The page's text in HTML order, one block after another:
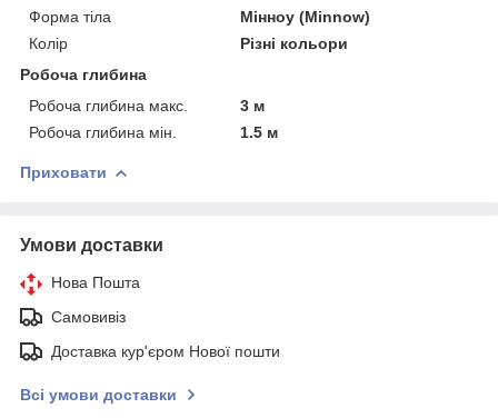
Форма тіла
Мінноу (Minnow)
Колір
Різні кольори
Робоча глибина
Робоча глибина макс.
3 м
Робоча глибина мін.
1.5 м
Приховати
Умови доставки
Нова Пошта
Самовивіз
Доставка кур'єром Нової пошти
Всі умови доставки